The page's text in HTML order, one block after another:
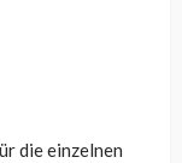
die einzelnen